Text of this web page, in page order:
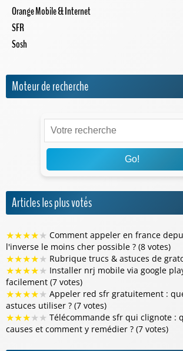
Orange Mobile & Internet
SFR
Sosh
Moteur de recherche
Go!
Articles les plus votés
★★★★★ Comment appeler en france
l'inverse le moins cher possible ? (8 votes)
★★★★★ Rubrique trucs & astuces de
★★★★★ Installer nrj mobile via google
facilement (7 votes)
★★★★★ Appeler red sfr gratuitement :
astuces utiliser ? (7 votes)
★★★★★ Télécommande sfr qui clignote :
causes et comment y remédier ? (7 votes)